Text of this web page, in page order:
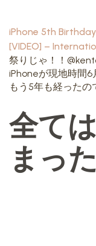
iPhone 5th
[VIDEO] –
祭りじゃ！！
iPhoneが現地時間6
もう5年も経ったの
全て
まった